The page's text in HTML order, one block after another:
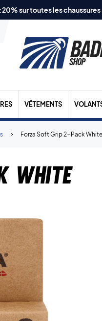
20% sur toutes les chaussures
VÊTEMENTS
Forza Soft Grip 2-Pack White
White